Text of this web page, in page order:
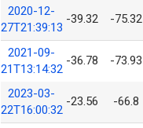
2020-12-
27T21:39:13
-39.32 -75.32
2021-09-
21T13:14:32
-36.78 -73.93
2023-03-
22T16:00:32
-23.56 -66.8